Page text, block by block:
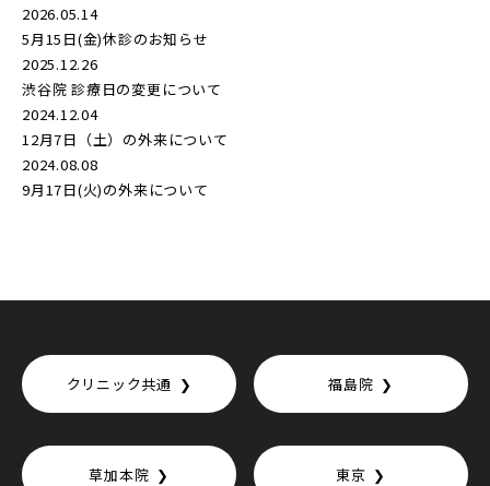
2026.05.14
5月15日(金)休診のお知らせ
2025.12.26
渋谷院 診療日の変更について
2024.12.04
12月7日（土）の外来について
2024.08.08
9月17日(火)の外来について
クリニック共通 福島院
草加本院 東京